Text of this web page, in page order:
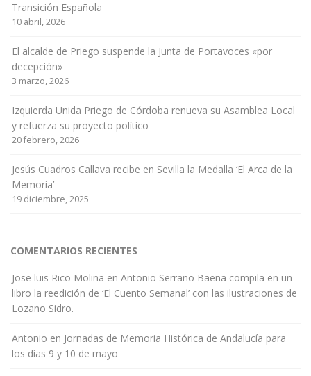
Transición Española
10 abril, 2026
El alcalde de Priego suspende la Junta de Portavoces «por
decepción»
3 marzo, 2026
Izquierda Unida Priego de Córdoba renueva su Asamblea Local
y refuerza su proyecto político
20 febrero, 2026
Jesús Cuadros Callava recibe en Sevilla la Medalla ‘El Arca de la
Memoria’
19 diciembre, 2025
COMENTARIOS RECIENTES
Jose luis Rico Molina en Antonio Serrano Baena compila en un
libro la reedición de ‘El Cuento Semanal’ con las ilustraciones de
Lozano Sidro.
Antonio en Jornadas de Memoria Histórica de Andalucía para
los días 9 y 10 de mayo